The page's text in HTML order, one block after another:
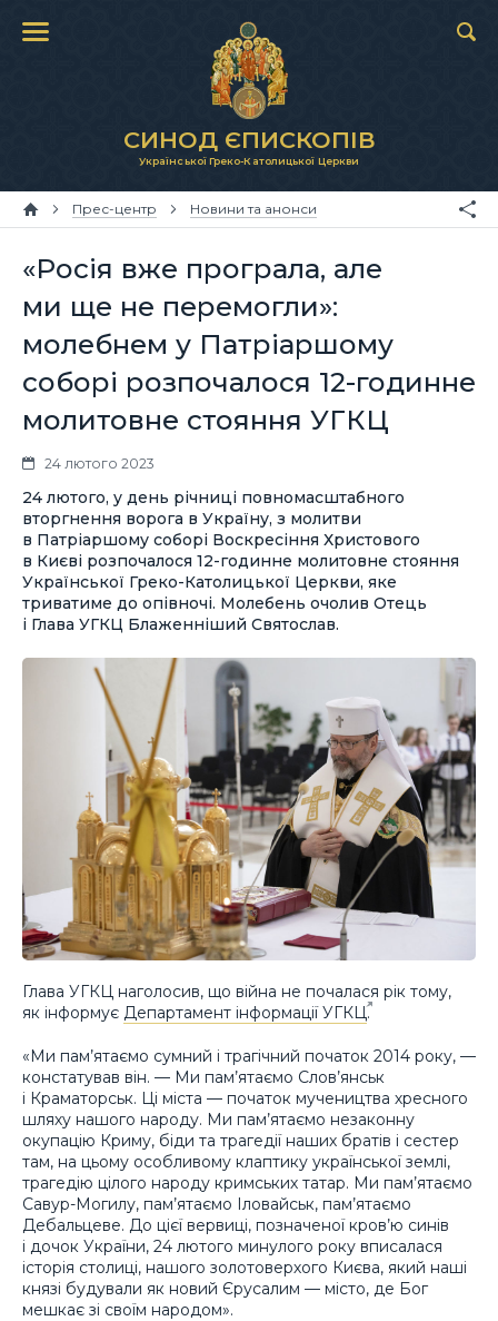
СИНОД ЄПИСКОПІВ
Української Греко-Католицької Церкви
Прес-центр Новини та анонси
«Росія вже програла, але
ми ще не перемогли»:
молебнем у Патріаршому
соборі розпочалося 12-годинне
молитовне стояння УГКЦ
24 лютого 2023
24 лютого, у день річниці повномасштабного
вторгнення ворога в Україну, з молитви
в Патріаршому соборі Воскресіння Христового
в Києві розпочалося 12-годинне молитовне стояння
Української Греко-Католицької Церкви, яке
триватиме до опівночі. Молебень очолив Отець
і Глава УГКЦ Блаженніший Святослав.
Глава УГКЦ наголосив, що війна не почалася рік тому,
як інформує Департамент інформації УГКЦ.
«Ми пам’ятаємо сумний і трагічний початок 2014 року, —
констатував він. — Ми пам’ятаємо Слов’янськ
і Краматорськ. Ці міста — початок мучеництва хресного
шляху нашого народу. Ми пам’ятаємо незаконну
окупацію Криму, біди та трагедії наших братів і сестер
там, на цьому особливому клаптику української землі,
трагедію цілого народу кримських татар. Ми пам’ятаємо
Савур-Могилу, пам’ятаємо Іловайськ, пам’ятаємо
Дебальцеве. До цієї вервиці, позначеної кров’ю синів
і дочок України, 24 лютого минулого року вписалася
історія столиці, нашого золотоверхого Києва, який наші
князі будували як новий Єрусалим — місто, де Бог
мешкає зі своїм народом».